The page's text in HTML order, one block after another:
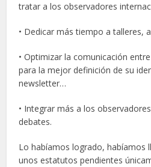
tratar a los observadores
• Dedicar más tiempo a talleres,
• Optimizar la comunicación
para la mejor definición de su
newsletter…
• Integrar más a los
debates.
Lo habíamos logrado, habíamos
unos estatutos pendientes